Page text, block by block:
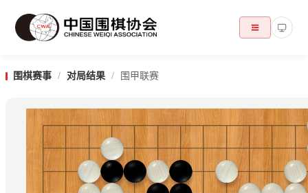
围棋赛事 / 对局结果 / 围甲联赛